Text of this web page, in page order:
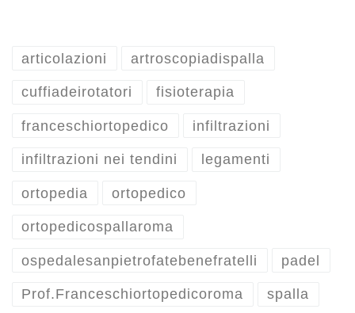
articolazioni artroscopiadispalla
cuffiadeirotatori fisioterapia
franceschiortopedico infiltrazioni
infiltrazioni nei tendini legamenti
ortopedia ortopedico
ortopedicospallaroma
ospedalesanpietrofatebenefratelli padel
Prof.Franceschiortopedicoroma spalla